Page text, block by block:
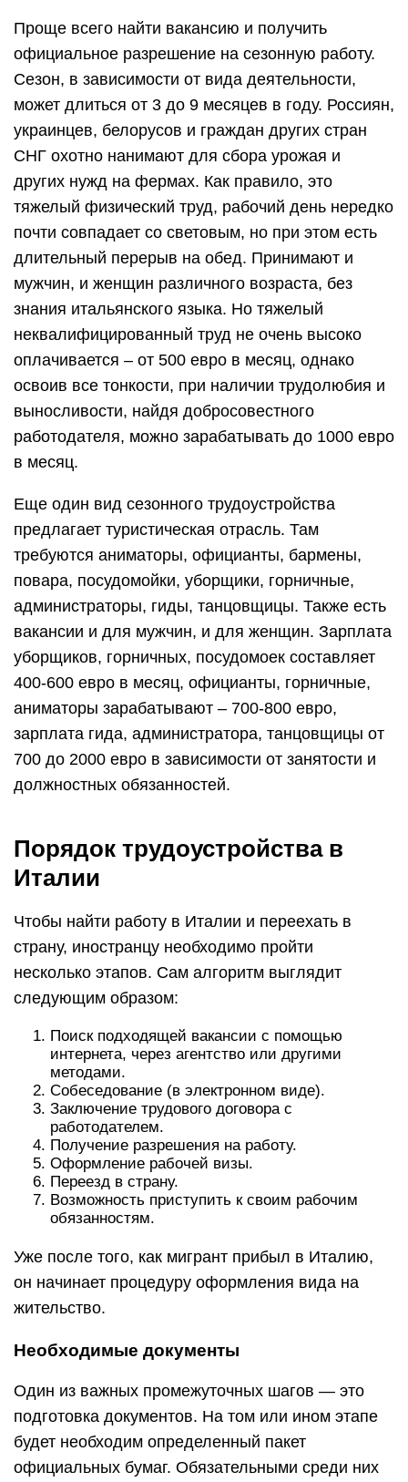
Проще всего найти вакансию и получить
официальное разрешение на сезонную работу.
Сезон, в зависимости от вида деятельности,
может длиться от 3 до 9 месяцев в году. Россиян,
украинцев, белорусов и граждан других стран
СНГ охотно нанимают для сбора урожая и
других нужд на фермах. Как правило, это
тяжелый физический труд, рабочий день нередко
почти совпадает со световым, но при этом есть
длительный перерыв на обед. Принимают и
мужчин, и женщин различного возраста, без
знания итальянского языка. Но тяжелый
неквалифицированный труд не очень высоко
оплачивается – от 500 евро в месяц, однако
освоив все тонкости, при наличии трудолюбия и
выносливости, найдя добросовестного
работодателя, можно зарабатывать до 1000 евро
в месяц.
Еще один вид сезонного трудоустройства
предлагает туристическая отрасль. Там
требуются аниматоры, официанты, бармены,
повара, посудомойки, уборщики, горничные,
администраторы, гиды, танцовщицы. Также есть
вакансии и для мужчин, и для женщин. Зарплата
уборщиков, горничных, посудомоек составляет
400-600 евро в месяц, официанты, горничные,
аниматоры зарабатывают – 700-800 евро,
зарплата гида, администратора, танцовщицы от
700 до 2000 евро в зависимости от занятости и
должностных обязанностей.
Порядок трудоустройства в
Италии
Чтобы найти работу в Италии и переехать в
страну, иностранцу необходимо пройти
несколько этапов. Сам алгоритм выглядит
следующим образом:
Поиск подходящей вакансии с помощью
интернета, через агентство или другими
методами.
Собеседование (в электронном виде).
Заключение трудового договора с
работодателем.
Получение разрешения на работу.
Оформление рабочей визы.
Переезд в страну.
Возможность приступить к своим рабочим
обязанностям.
Уже после того, как мигрант прибыл в Италию,
он начинает процедуру оформления вида на
жительство.
Необходимые документы
Один из важных промежуточных шагов — это
подготовка документов. На том или ином этапе
будет необходим определенный пакет
официальных бумаг. Обязательными среди них